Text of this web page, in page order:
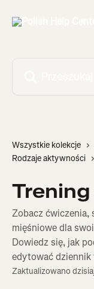
Wszystkie kolekcje
Rodzaje aktywności
Zobacz ćwiczenia,
mięśniowe dla
Dowiedz się, jak
edytować dziennik
Zaktualizowano